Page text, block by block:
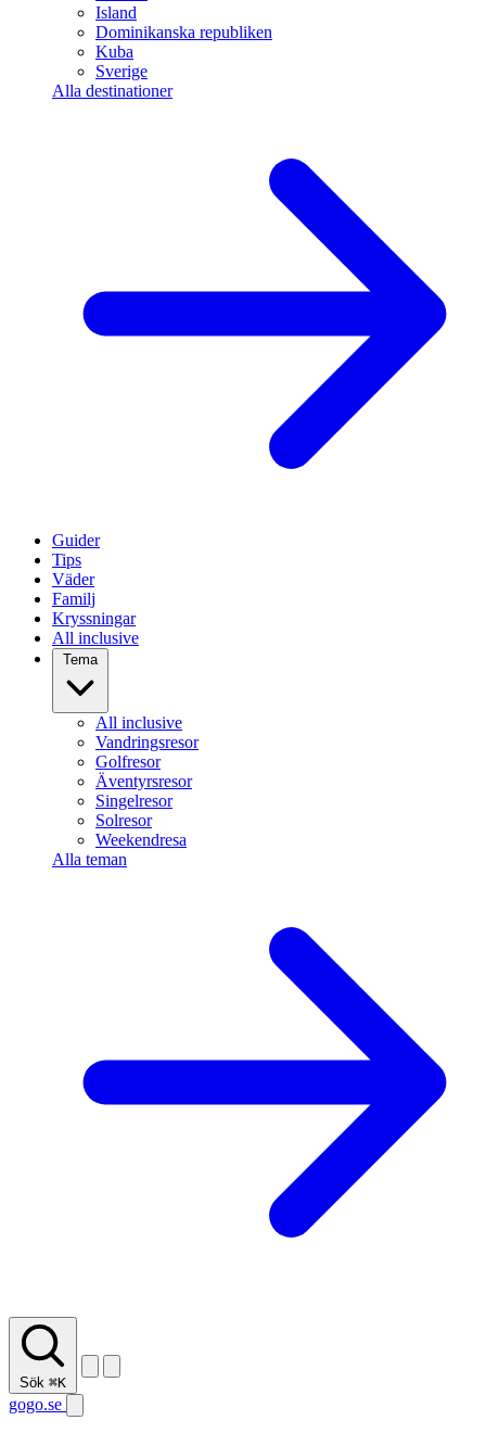
Island
Dominikanska republiken
Kuba
Sverige
Alla destinationer
Guider
Tips
Väder
Familj
Kryssningar
All inclusive
Tema
All inclusive
Vandringsresor
Golfresor
Äventyrsresor
Singelresor
Solresor
Weekendresa
Alla teman
Sök ⌘K
gogo.se